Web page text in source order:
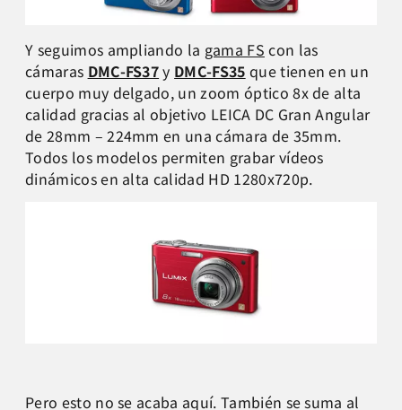
Y seguimos ampliando la gama FS con las
cámaras DMC-FS37y DMC-FS35 que tienen en un
cuerpo muy delgado, un zoom óptico 8x de alta
calidad gracias al objetivo LEICA DC Gran Angular
de 28mm – 224mm en una cámara de 35mm.
Todos los modelos permiten grabar vídeos
dinámicos en alta calidad HD 1280x720p.
Pero esto no se acaba aquí. También se suma al